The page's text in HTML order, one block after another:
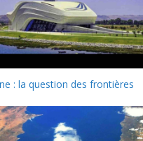
: la question des frontières